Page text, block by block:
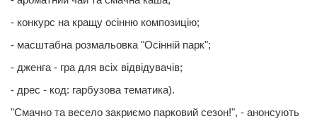
- конкурс на кращу осінню композицію;
- масштабна розмальовка "Осінній парк";
- дженга - гра для всіх відвідувачів;
- дрес - код: гарбузова тематика).
"Смачно та весело закриємо парковий сезон!", - анонсують